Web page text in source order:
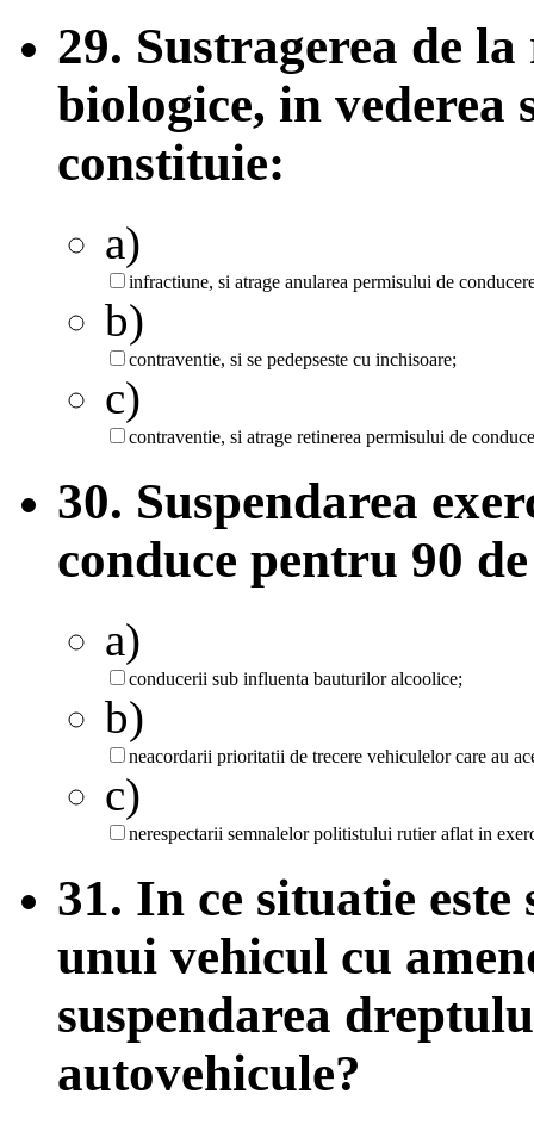
29. Sustragerea de
biologice, in
constituie:
a)
infractiune, si atrage anularea permisului de
b)
contraventie, si se pedepseste cu inchisoare;
c)
contraventie, si atrage retinerea permisului de
30. Suspendarea
conduce pentru 90
a)
conducerii sub influenta bauturilor alcoolice;
b)
neacordarii prioritatii de trecere vehiculelor care au
c)
nerespectarii semnalelor politistului rutier aflat in
31. In ce situatie
unui vehicul cu
suspendarea
autovehicule?